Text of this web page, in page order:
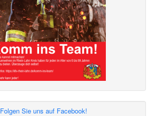
Folgen Sie uns auf Facebook!